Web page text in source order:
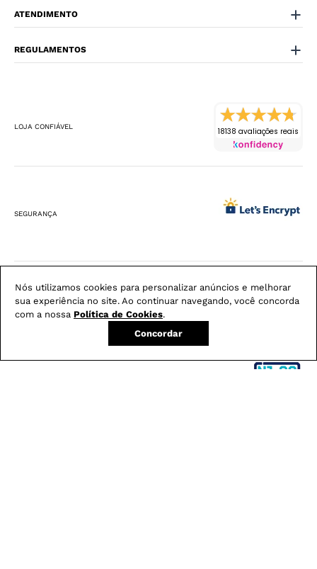
Nós utilizamos cookies para personalizar anúncios e melhorar
sua experiência no site. Ao continuar navegando, você concorda
com a nossa Política de Cookies.
Concordar
ATENDIMENTO
REGULAMENTOS
LOJA CONFIÁVEL 18138 avaliações reais
SEGURANÇA